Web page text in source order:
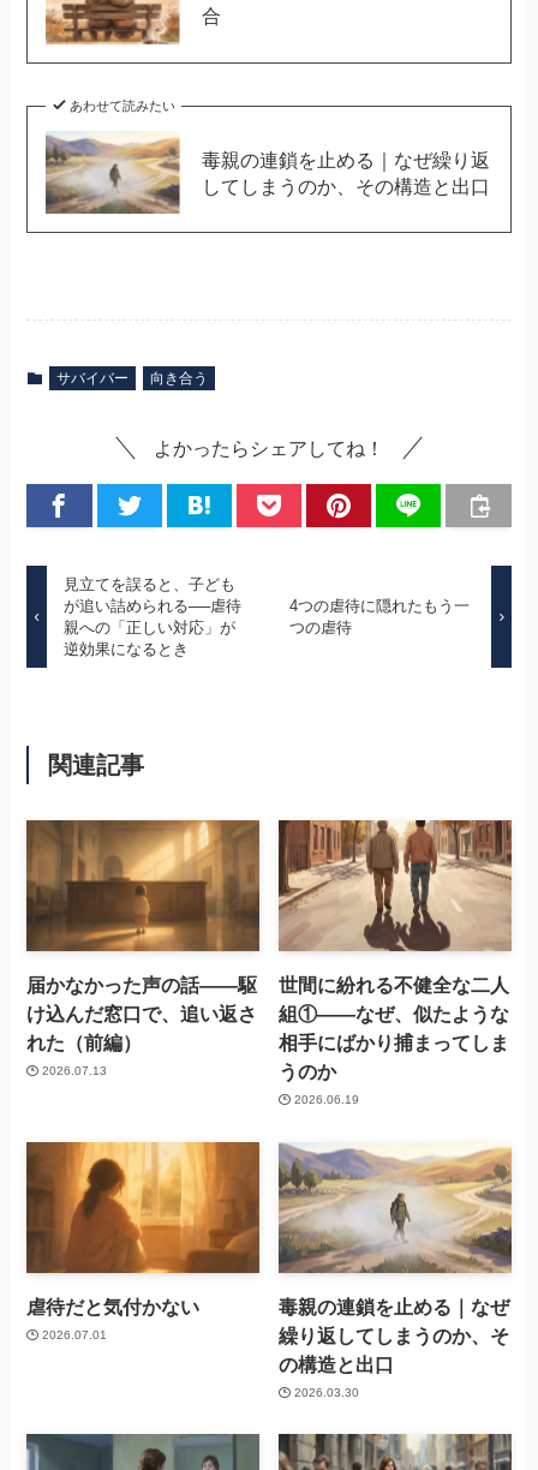
合
あわせて読みたい
毒親の連鎖を止める｜なぜ繰り返
してしまうのか、その構造と出口
サバイバー 向き合う
よかったらシェアしてね！
見立てを誤ると、子ども
が追い詰められる──虐待
親への「正しい対応」が
逆効果になるとき
4つの虐待に隠れたもう一
つの虐待
関連記事
届かなかった声の話——駆
け込んだ窓口で、追い返さ
れた（前編）
2026.07.13
世間に紛れる不健全な二人
組①——なぜ、似たような
相手にばかり捕まってしま
うのか
2026.06.19
虐待だと気付かない
2026.07.01
毒親の連鎖を止める｜なぜ
繰り返してしまうのか、そ
の構造と出口
2026.03.30